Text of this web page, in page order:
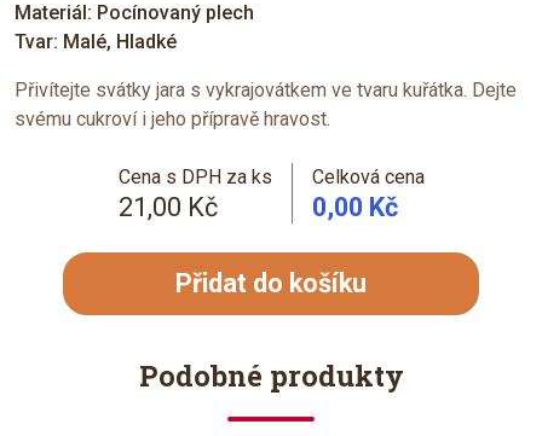
Materiál: Pocínovaný plech
Tvar: Malé, Hladké
Přivítejte svátky jara s vykrajovátkem ve tvaru kuřátka. Dejte
svému cukroví i jeho přípravě hravost.
Cena s DPH za ks
21,00 Kč
Celková cena
0,00 Kč
Přidat do košíku
Podobné produkty